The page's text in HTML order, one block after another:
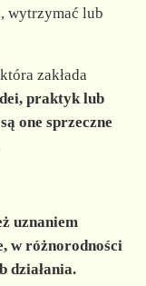
wytrzymać lub
zakłada
praktyk lub
one sprzeczne
uznaniem
w różnorodności
działania.